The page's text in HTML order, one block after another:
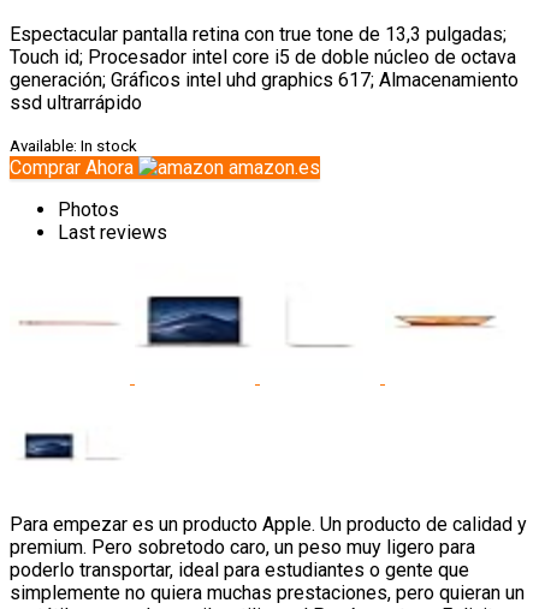
Espectacular pantalla retina con true tone de 13,3 pulgadas;
Touch id; Procesador intel core i5 de doble núcleo de octava
generación; Gráficos intel uhd graphics 617; Almacenamiento
ssd ultrarrápido
Available: In stock
Comprar Ahora
amazon.es
Photos
Last reviews
Para empezar es un producto Apple. Un producto de calidad y
premium. Pero sobretodo caro, un peso muy ligero para
poderlo transportar, ideal para estudiantes o gente que
simplemente no quiera muchas prestaciones, pero quieran un